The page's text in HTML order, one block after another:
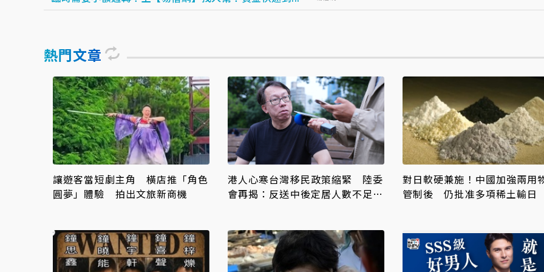
熱門文章
讓遊客當短劇主角 橫店推「角色
圓夢」體驗 拍出文旅新商機
港人心寒台灣移民政策縮緊 陸委
會再揭：反送中後定居人數不足萬
對日軟硬兼施！中國加強兩用
管制後 仍批准多項稀土輸日